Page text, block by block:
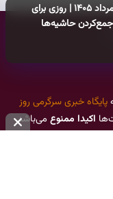
فال روزانه امروز شنبه ۱۷ مرداد ۱۴۰۵ | روزی برای
حاشیه‌ها
جمعه ۱۶ مرداد ۱۴۰۵ | روزی برای سبک‌کردن انتخاب‌ها و
ذکر معتبر برای
جمعه ۱۶ مرداد ۱۴۰۵ | پیام‌هایی برای آرام‌کردن ذهن و
پایگاه خبری سرگرمی روز
اکیدا ممنوع می‌باشد